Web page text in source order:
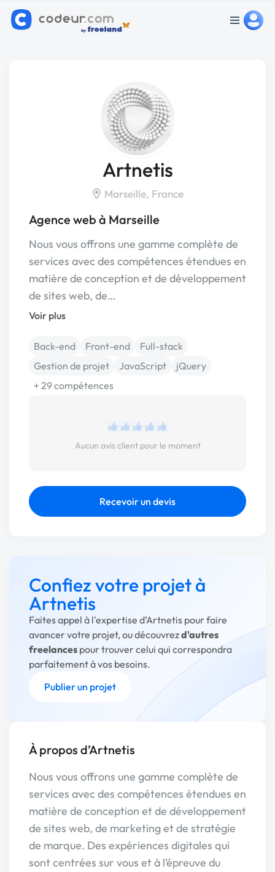
Artnetis
Marseille, France
Agence web à Marseille
Nous vous offrons une gamme complète de
services avec des compétences étendues en
matière de conception et de développement
de sites web, de…
Voir plus
Back-end Front-end
Full-stack
Gestion de projet
JavaScript
jQuery
+ 29 compétences
Aucun avis client pour le moment
Recevoir un devis
Confiez votre projet à
Artnetis
Faites appel à l'expertise d’Artnetis pour faire
avancer votre projet, ou découvrezd'autres
freelances pour trouver celui qui correspondra
parfaitement à vos besoins.
Publier un projet
À propos d’Artnetis
Nous vous offrons une gamme complète de
services avec des compétences étendues en
matière de conception et de développement
de sites web, de marketing et de stratégie
de marque. Des expériences digitales qui
sont centrées sur vous et à l’épreuve du